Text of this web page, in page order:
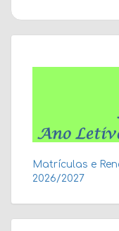
Matrículas e
2026/2027